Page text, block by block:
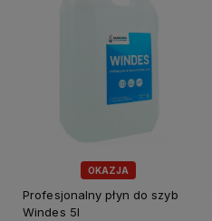
OKAZJA
Profesjonalny płyn do szyb
Windes 5l